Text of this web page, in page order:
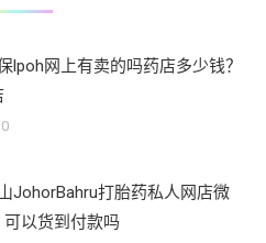
lpoh网上有卖的吗药店多少钱？
JohorBahru打胎药私人网店微
以货到付款吗